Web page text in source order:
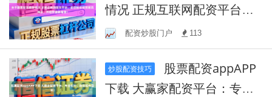
情况 正规互联网配资平台，
助您蛇年投资顺风顺水，开
启财富新篇章！
配资炒股门户 113
炒股配资技巧
下载 大赢家配资平台：专业